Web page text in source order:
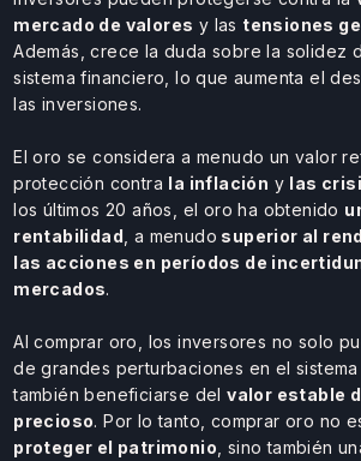
mercado de valores y las tensiones
Además, crece la duda sobre la solidez
sistema financiero, lo que aumenta el
las inversiones.
El oro se considera a menudo un valor
protección contra la inflación y las
los últimos 20 años, el oro ha obtenido
rentabilidad , a menudo superior al
las acciones en períodos de
mercados.
Al comprar oro, los inversores no solo
de grandes perturbaciones en el
también beneficiarse delvalor estable
precioso. Por lo tanto, comprar oro no
proteger el patrimonio , sino también